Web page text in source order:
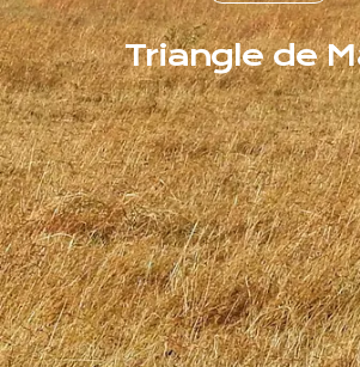
Triangle de